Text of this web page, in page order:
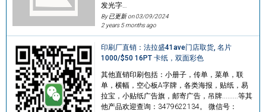
发光字…
By 已更新 on03/09/2024
2 years 5 months ago
印刷厂直销：法拉盛41ave门店取货, 名片
1000/$50 16PT 卡纸，双面彩色
其他直销印刷包括：小册子，传单，菜单，联
单，横幅，空心板A字牌，各类海报，贴纸，易
拉宝，小贴纸广告旗，邮寄广告，吊牌.........等其
他产品欢迎查询：3479622134。 微信号：